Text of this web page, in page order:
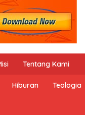
Tentang Kami
Hiburan Teologia